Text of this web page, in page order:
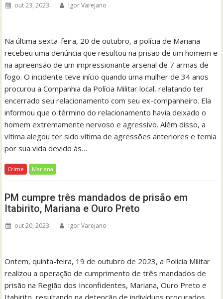
out 23, 2023 Igor Varejano
Na última sexta-feira, 20 de outubro, a polícia de Mariana
recebeu uma denúncia que resultou na prisão de um homem e
na apreensão de um impressionante arsenal de 7 armas de
fogo. O incidente teve início quando uma mulher de 34 anos
procurou a Companhia da Polícia Militar local, relatando ter
encerrado seu relacionamento com seu ex-companheiro. Ela
informou que o término do relacionamento havia deixado o
homem extremamente nervoso e agressivo. Além disso, a
vítima alegou ter sido vítima de agressões anteriores e temia
por sua vida devido às…
Crime Mariana
PM cumpre três mandados de prisão em
Itabirito, Mariana e Ouro Preto
out 20, 2023 Igor Varejano
Ontem, quinta-feira, 19 de outubro de 2023, a Polícia Militar
realizou a operação de cumprimento de três mandados de
prisão na Região dos Inconfidentes, Mariana, Ouro Preto e